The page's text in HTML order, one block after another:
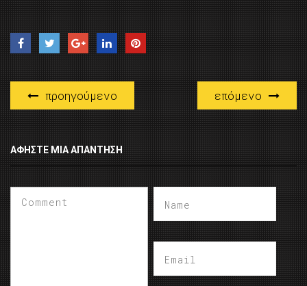
προηγούμενο επόμενο
ΑΦΉΣΤΕ ΜΙΑ ΑΠΆΝΤΗΣΗ